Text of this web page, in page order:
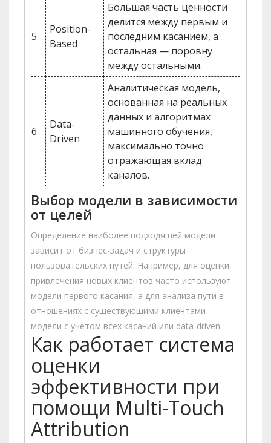
5
Position-
Based
Большая часть ценности
делится между первым и
последним касанием, а
остальная — поровну
между остальными.
6
Data-
Driven
Аналитическая модель,
основанная на реальных
данных и алгоритмах
машинного обучения,
максимально точно
отражающая вклад
каналов.
Выбор модели в зависимости
от целей
Определение наиболее подходящей модели
зависит от бизнес-задач и структуры
пользовательских путей. Например, для оценки
привлечения новых клиентов часто используют
модели первого касания, а для анализа пути в
отношениях с существующими клиентами —
модели с учетом всех касаний или data-driven.
Как работает система
оценки
эффективности при
помощи Multi-Touch
Attribution